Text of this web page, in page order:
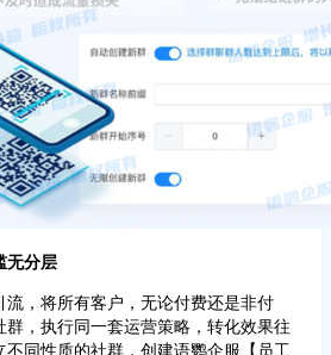
无分层
流，将所有客户，无论付费还是非付
群，执行同一套运营策略，转化效果往
同性质的社群，创建语鹦企服【员工